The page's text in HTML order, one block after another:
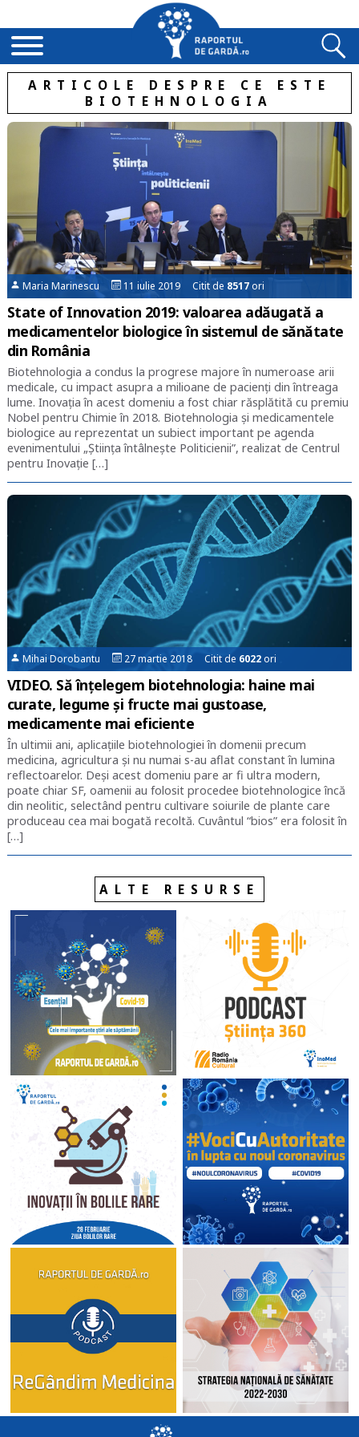
ARTICOLE DESPRE CE ESTE
BIOTEHNOLOGIA
Maria Marinescu 11 iulie 2019 Citit de 8517ori
State of Innovation 2019: valoarea adăugată a
medicamentelor biologice în sistemul de sănătate
din România
Biotehnologia a condus la progrese majore în numeroase arii
medicale, cu impact asupra a milioane de pacienți din întreaga
lume. Inovația în acest domeniu a fost chiar răsplătită cu premiu
Nobel pentru Chimie în 2018. Biotehnologia și medicamentele
biologice au reprezentat un subiect important pe agenda
evenimentului „Știința întâlnește Politicienii”, realizat de Centrul
pentru Inovație […]
Mihai Dorobantu 27 martie 2018 Citit de 6022ori
VIDEO. Să înțelegem biotehnologia: haine mai
curate, legume și fructe mai gustoase,
medicamente mai eficiente
În ultimii ani, aplicațiile biotehnologiei în domenii precum
medicina, agricultura și nu numai s-au aflat constant în lumina
reflectoarelor. Deși acest domeniu pare ar fi ultra modern,
poate chiar SF, oamenii au folosit procedee biotehnologice încă
din neolitic, selectând pentru cultivare soiurile de plante care
produceau cea mai bogată recoltă. Cuvântul “bios” era folosit în
[…]
ALTE RESURSE